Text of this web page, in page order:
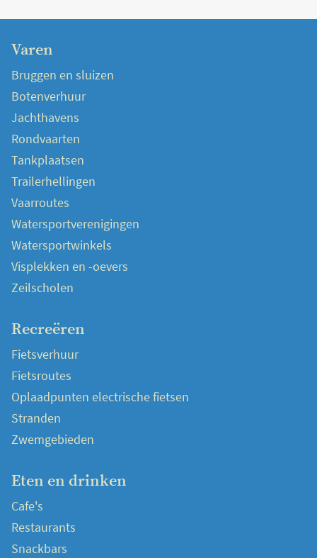
Varen
Bruggen en sluizen
Botenverhuur
Jachthavens
Rondvaarten
Tankplaatsen
Trailerhellingen
Vaarroutes
Watersportverenigingen
Watersportwinkels
Visplekken en -oevers
Zeilscholen
Recreëren
Fietsverhuur
Fietsroutes
Oplaadpunten electrische fietsen
Stranden
Zwemgebieden
Eten en drinken
Cafe's
Restaurants
Snackbars